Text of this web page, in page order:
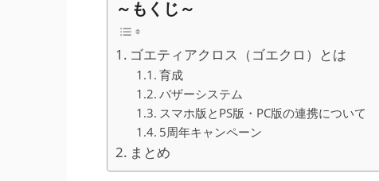
～もくじ～
ゴエティアクロス（ゴエクロ）とは
育成
バザーシステム
スマホ版とPS版・PC版の連携について
5周年キャンペーン
まとめ